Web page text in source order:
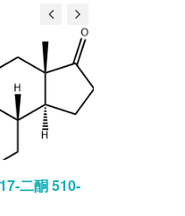
二酮 510-